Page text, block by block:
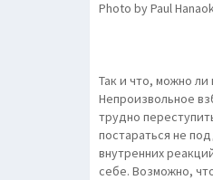
Photo by Paul
Так и что, можно
Непроизвольное
трудно
постараться не
внутренних
себе. Возможно,